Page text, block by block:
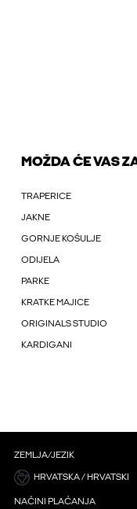
MOŽDA ĆE VAS
TRAPERICE
JAKNE
GORNJE KOŠULJE
ODIJELA
PARKE
KRATKE MAJICE
ORIGINALS STUDIO
KARDIGANI
ZEMLJA/JEZIK
HRVATSKA / HRVATSKI
NAČINI PLAĆANJA